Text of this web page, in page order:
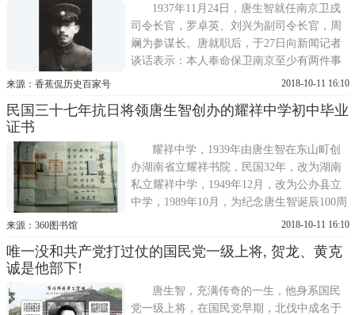
师团进至麒麟门和沧波门
1937年11月24日，唐生智就任南京卫戍
司令长官，罗卓英、刘兴为副司令长官，周
斓为参谋长。唐就职后，于27日向新闻记者
谈话表示：本人奉命保卫南京至少有两件事
有把握。第一，即本人所属部队誓与南京共
牺牲定将使敌人付出莫大之代价。唐生智，
业。曾参加辛亥革命、讨
来源：香蕉侃历史百家号 2018-10-11 16:10
民国三十七年抗日将领唐生智创办的耀祥中学初中毕业
证书
耀祥中学，1939年由唐生智在东山町创
办湖南省立耀祥书院，民国32年，改为湖南
私立耀祥中学，1949年12月，改为公办县立
中学，1989年10月，为纪念唐生智诞辰100周
年和他创办耀祥中学50周年，复改为耀祥中
全国体育卫生工作先进单位、永州市重点中
自学活动先进单位。历
来源：360图书馆 2018-10-11 16:10
唯一没和共产党打过仗的国民党一级上将, 贺龙、黄克
诚是他部下!
唐生智，充满传奇的一生，他身系国民
党一级上将，在国民党早期，北伐中成名于